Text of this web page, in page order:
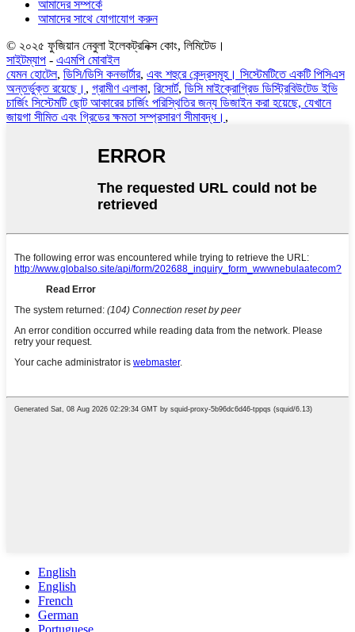
আমাদের সম্পর্কে
আমাদের সাথে যোগাযোগ করুন
© ২০২৫ ফুজিয়ান নেবুলা ইলেকট্রনিক্স কোং, লিমিটেড।
সাইটম্যাপ - এএমপি মোবাইল
যেমন হোটেল, ডিসি/ডিসি কনভার্টার, এবং শহুরে কেন্দ্রসমূহ। সিস্টেমটিতে একটি পিসিএস
অন্তর্ভুক্ত রয়েছে। , গ্রামীণ এলাকা, রিসোর্ট, ডিসি মাইক্রোগ্রিড ডিস্ট্রিবিউটেড ইভি
চার্জিং সিস্টেমটি ছোট আকারের চার্জিং পরিস্থিতির জন্য ডিজাইন করা হয়েছে, যেখানে
জায়গা সীমিত এবং গ্রিডের ক্ষমতা সম্প্রসারণ সীমাবদ্ধ। ,
English
English
French
German